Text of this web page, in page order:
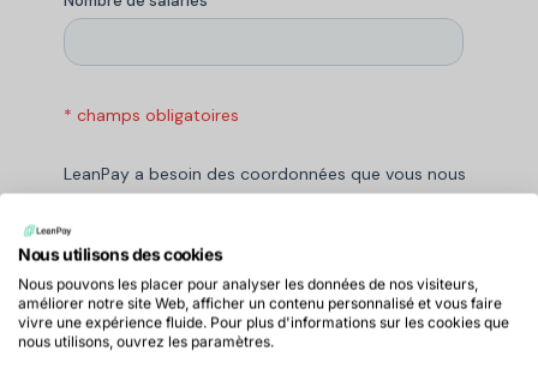
Nous utilisons des cookies
Nous pouvons les placer pour analyser les données de nos visiteurs,
améliorer notre site Web, afficher un contenu personnalisé et vous faire
vivre une expérience fluide. Pour plus d'informations sur les cookies que
nous utilisons, ouvrez les paramètres.